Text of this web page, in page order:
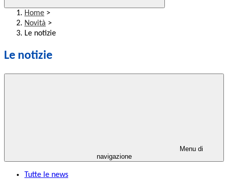
Home >
Novità >
Le notizie
Le notizie
Menu di
navigazione
Tutte le news